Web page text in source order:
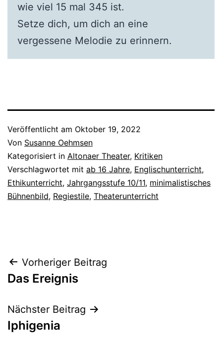
wie viel 15 mal 345 ist.
Setze dich, um dich an eine
vergessene Melodie zu erinnern.
Veröffentlicht am Oktober 19, 2022
Von Susanne Oehmsen
Kategorisiert in Altonaer Theater, Kritiken
Verschlagwortet mit ab 16 Jahre, Englischunterricht,
Ethikunterricht, Jahrgangsstufe 10/11, minimalistisches
Bühnenbild, Regiestile, Theaterunterricht
Beitrags-
Navigation
Vorheriger Beitrag
Das Ereignis
Nächster Beitrag
Iphigenia